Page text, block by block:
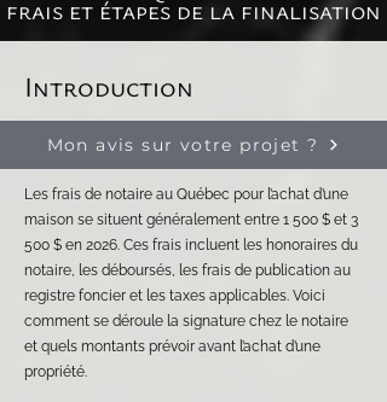
frais et étapes de la finalisation
Introduction
Mon avis sur votre projet ?
Les frais de notaire au Québec pour l’achat d’une
maison se situent généralement entre 1 500 $ et 3
500 $ en 2026. Ces frais incluent les honoraires du
notaire, les déboursés, les frais de publication au
registre foncier et les taxes applicables. Voici
comment se déroule la signature chez le notaire
et quels montants prévoir avant l’achat d’une
propriété.